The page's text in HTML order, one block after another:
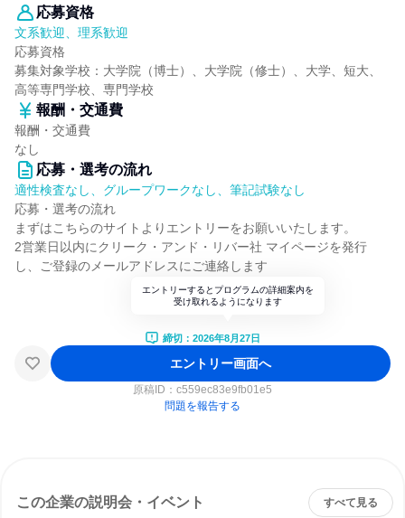
応募資格
文系歓迎、理系歓迎
応募資格
募集対象学校：大学院（博士）、大学院（修士）、大学、短大、
高等専門学校、専門学校
報酬・交通費
報酬・交通費
なし
応募・選考の流れ
適性検査なし、グループワークなし、筆記試験なし
応募・選考の流れ
まずはこちらのサイトよりエントリーをお願いいたします。
2営業日以内にクリーク・アンド・リバー社 マイページを発行
し、ご登録のメールアドレスにご連絡します
エントリーするとプログラムの詳細案内を
受け取れるようになります
締切：2026年8月27日
エントリー画面へ
原稿ID： c559ec83e9fb01e5
問題を報告する
この企業の説明会・イベント すべて見る